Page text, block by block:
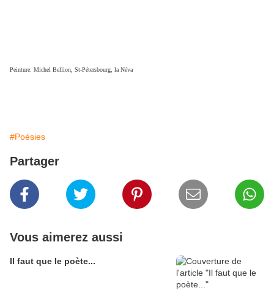
Peinture: Michel Bellion, St-Pétersbourg, la Néva
#Poésies
Partager
Vous aimerez aussi
Il faut que le poète...